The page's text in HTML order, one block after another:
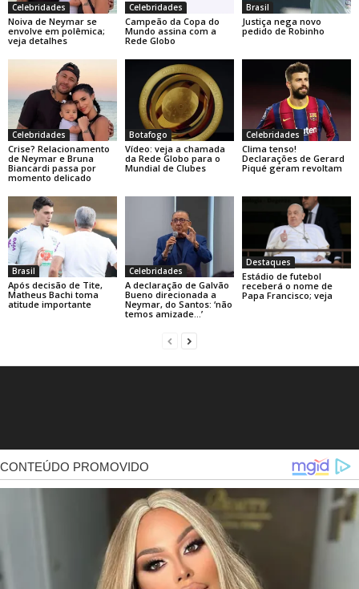
Celebridades
Noiva de Neymar se
envolve em polêmica;
veja detalhes
Celebridades
Campeão da Copa do
Mundo assina com a
Rede Globo
Brasil
Justiça nega novo
pedido de Robinho
Celebridades
Crise? Relacionamento
de Neymar e Bruna
Biancardi passa por
momento delicado
Botafogo
Vídeo: veja a chamada
da Rede Globo para o
Mundial de Clubes
Celebridades
Clima tenso!
Declarações de Gerard
Piqué geram revoltam
Brasil
Após decisão de Tite,
Matheus Bachi toma
atitude importante
Celebridades
A declaração de Galvão
Bueno direcionada a
Neymar, do Santos: ‘não
temos amizade…’
Destaques
Estádio de futebol
receberá o nome de
Papa Francisco; veja